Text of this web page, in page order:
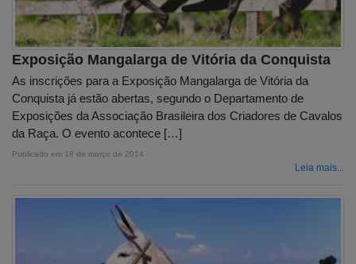
Exposição Mangalarga de Vitória da Conquista
As inscrições para a Exposição Mangalarga de Vitória da
Conquista já estão abertas, segundo o Departamento de
Exposições da Associação Brasileira dos Criadores de Cavalos
da Raça. O evento acontece […]
Publicado em 18 de março de 2014
Leia mais...